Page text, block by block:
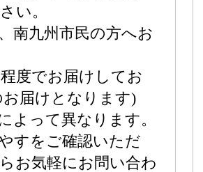
い。
南九州市民の方へお
度でお届けしてお
届けとなります)
よって異なります。
すをご確認いただ
お気軽にお問い合わ